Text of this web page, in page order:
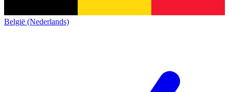
België (Nederlands)